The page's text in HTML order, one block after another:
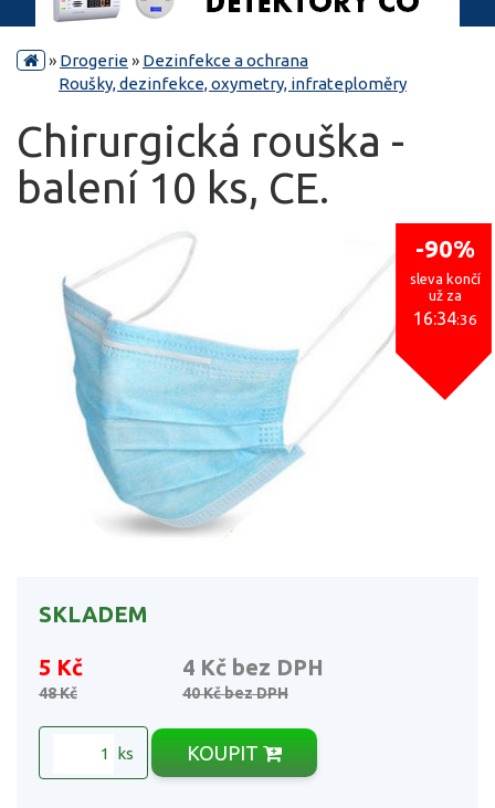
» Drogerie» Dezinfekce a ochrana
Roušky, dezinfekce, oxymetry, infrateploměry
Chirurgická rouška -
balení 10 ks, CE.
-90%
sleva končí
už za
16:34:35
SKLADEM
5 Kč 4 Kč bez DPH
48 Kč 40 Kčbez DPH
ks KOUPIT